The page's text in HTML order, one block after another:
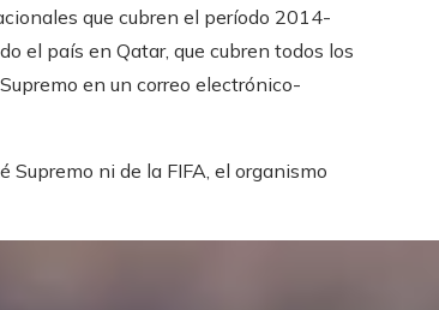
que cubren el período 2014-
el país en Qatar, que cubren todos los
en un correo electrónico-
ni de la FIFA, el organismo